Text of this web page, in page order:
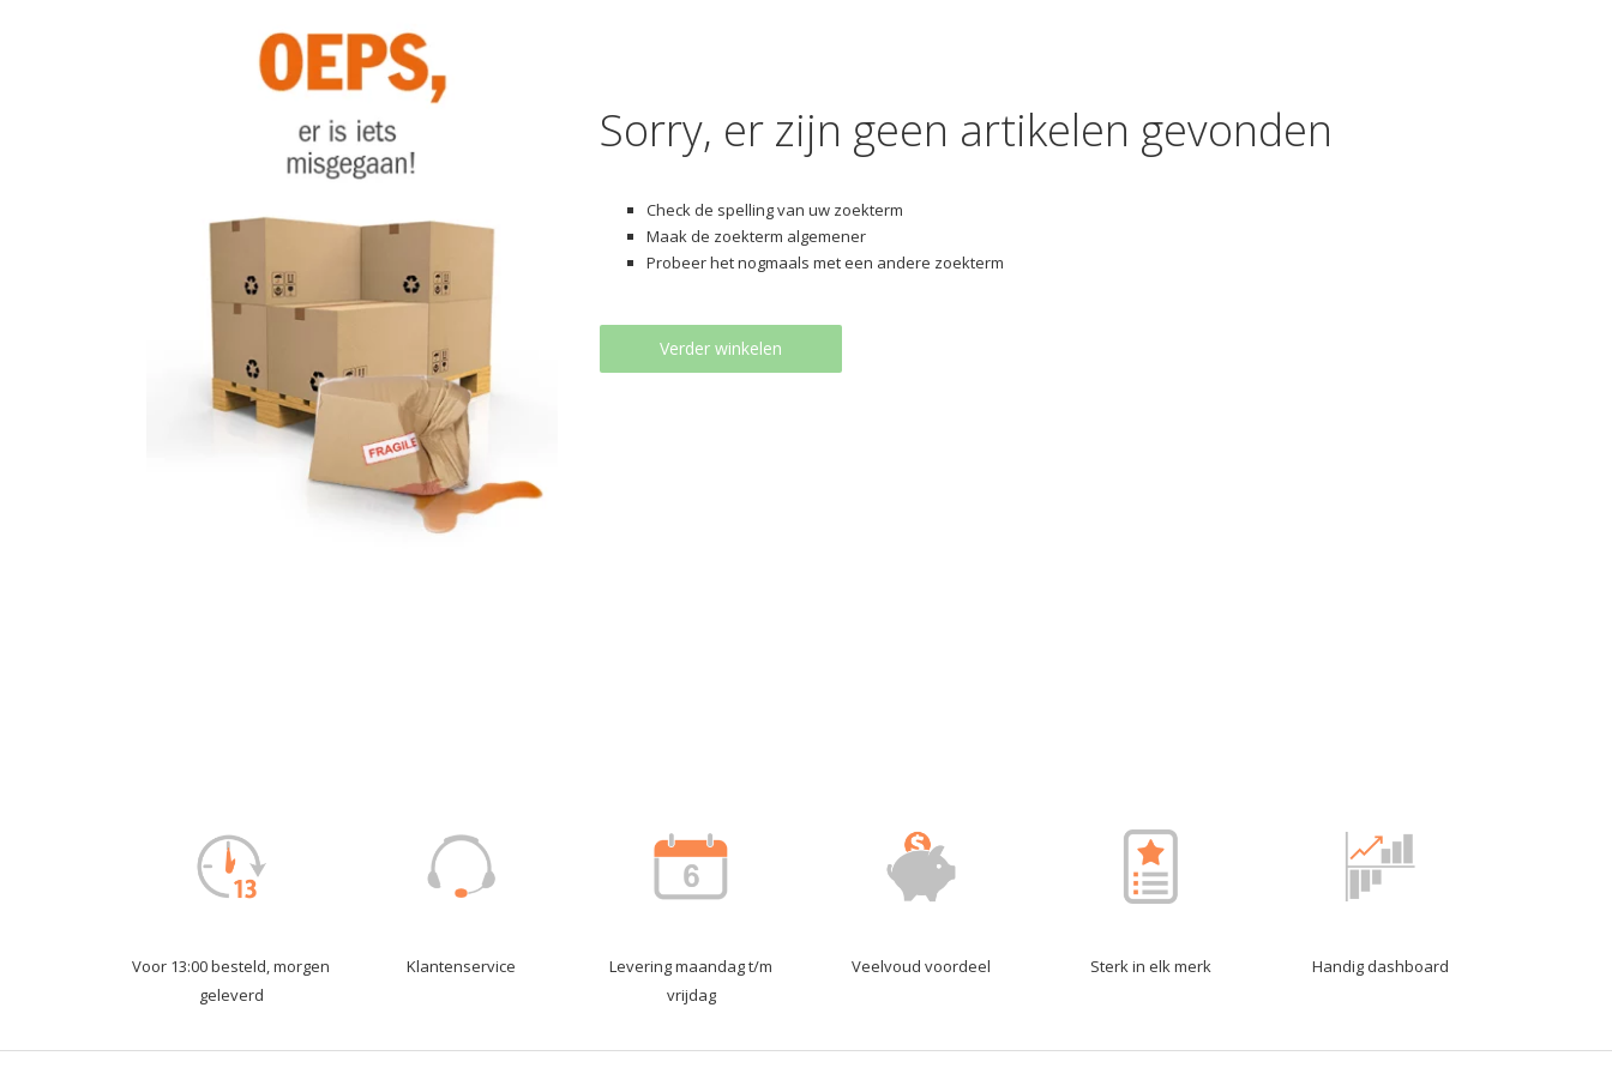
Sorry, er zijn geen artikelen gevonden
Check de spelling van uw zoekterm
Maak de zoekterm algemener
Probeer het nogmaals met een andere zoekterm
Verder winkelen
Voor 13:00 besteld, morgen
geleverd
Klantenservice
Levering maandag t/m
vrijdag
Veelvoud voordeel Sterk in elk merk Handig dashboard